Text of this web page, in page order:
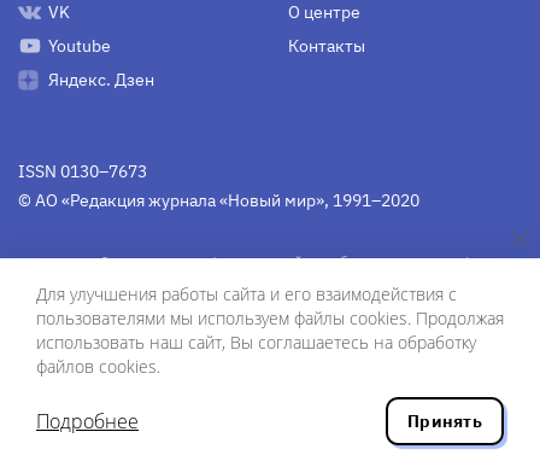
VK
Youtube
Яндекс. Дзен
О центре
Контакты
ISSN 0130–7673
© АО «Редакция журнала «Новый мир», 1991–2020
Свидетельство Федеральной службы по надзору в сфере
коммуникаций средства массовой информации
(Роскомнадзор)ПИ № Фс 77-75754 от 13 июня 2019 г.
Разработка сайта — ООО «Инфодизайн»
Для улучшения работы сайта и его взаимодействия с
пользователями мы используем файлы cookies. Продолжая
использовать наш сайт, Вы соглашаетесь на обработку
файлов cookies.
Подробнее Принять